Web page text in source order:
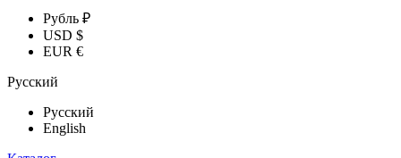
Рубль ₽
USD $
EUR €
Русский
Русский
English